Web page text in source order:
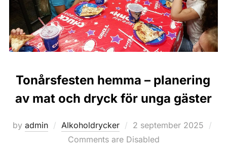
Tonårsfesten hemma – planering
av mat och dryck för unga gäster
by admin Alkoholdrycker
Posted
on
2 september 2025
Comments are Disabled